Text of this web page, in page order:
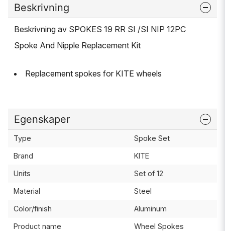
Beskrivning
Beskrivning av SPOKES 19 RR SI /SI NIP 12PC
Spoke And Nipple Replacement Kit
Replacement spokes for KITE wheels
Egenskaper
Type Spoke Set
Brand KITE
Units Set of 12
Material Steel
Color/finish Aluminum
Product name Wheel Spokes